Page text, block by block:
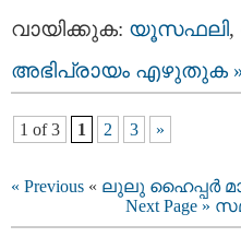
വായിക്കുക: യൂസഫലി,
അഭിപ്രായം എഴുതുക
1 of 3 1 2 3 »
« Previous « ലുലു ഹൈപ്പര്‍
Next Page »